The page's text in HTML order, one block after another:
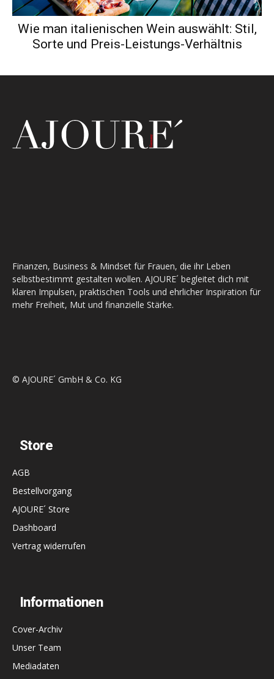
Wie man italienischen Wein auswählt: Stil,
Sorte und Preis-Leistungs-Verhältnis
Finanzen, Business & Mindset für Frauen, die ihr Leben
selbstbestimmt gestalten wollen. AJOURE´ begleitet dich mit
klaren Impulsen, praktischen Tools und ehrlicher Inspiration für
mehr Freiheit, Mut und finanzielle Stärke.
© AJOURE´ GmbH & Co. KG
Store
AGB
Bestellvorgang
AJOURE´ Store
Dashboard
Vertrag widerrufen
Informationen
Cover-Archiv
Unser Team
Mediadaten